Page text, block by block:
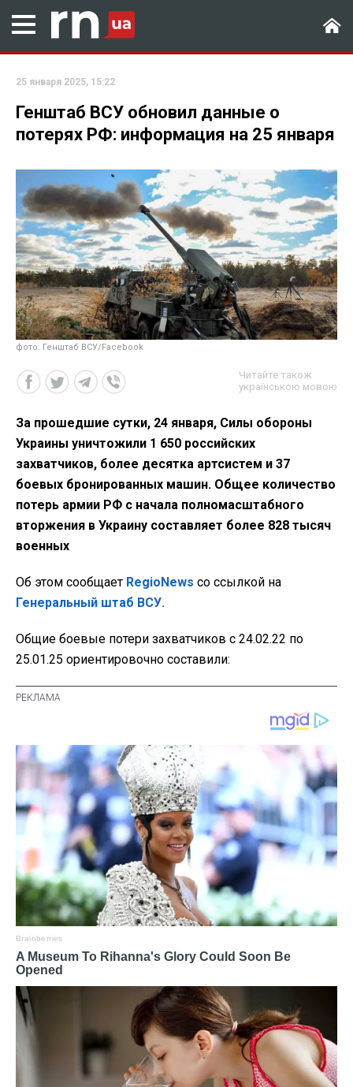
25 января 2025, 15:22
Генштаб ВСУ обновил данные о
потерях РФ: информация на 25 января
фото: Генштаб ВСУ/Facebook
Читайте також
українською мовою
За прошедшие сутки, 24 января, Силы обороны
Украины уничтожили 1 650 российских
захватчиков, более десятка артсистем и 37
боевых бронированных машин. Общее количество
потерь армии РФ с начала полномасштабного
вторжения в Украину составляет более 828 тысяч
военных
Об этом сообщает RegioNews со ссылкой на
Генеральный штаб ВСУ.
Общие боевые потери захватчиков с 24.02.22 по
25.01.25 ориентировочно составили: